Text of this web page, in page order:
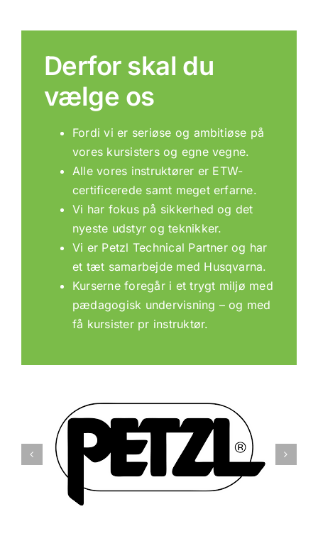
Derfor skal du
vælge os
Fordi vi er seriøse og ambitiøse på
vores kursisters og egne vegne.
Alle vores instruktører er ETW-
certificerede samt meget erfarne.
Vi har fokus på sikkerhed og det
nyeste udstyr og teknikker.
Vi er Petzl Technical Partner og har
et tæt samarbejde med Husqvarna.
Kurserne foregår i et trygt miljø med
pædagogisk undervisning – og med
få kursister pr instruktør.